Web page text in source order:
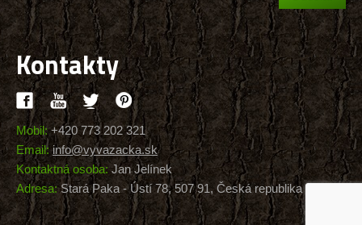
Kontakty
Mobil:+420 773 202 321
Email: info@vyvazacka.sk
Kontaktná osoba: Jan Jelínek
Adresa:Stará Paka - Ústí 78, 507 91, Česká republika